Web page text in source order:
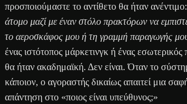
προσποιούμαστε το αντίθετο θα ήταν ανέντιμο:
άτομο μαζί με έναν στόλο πρακτόρων να
το αεροσκάφος μου ή τη γραμμή παραγωγής
ένας ιστότοπος μάρκετινγκ ή ένας
θα ήταν ακαδημαϊκή. Δεν είναι. Όταν το
κάποιον, ο αγοραστής δικαίως απαιτεί μια
απάντηση στο «ποιος είναι υπεύθυνος;»